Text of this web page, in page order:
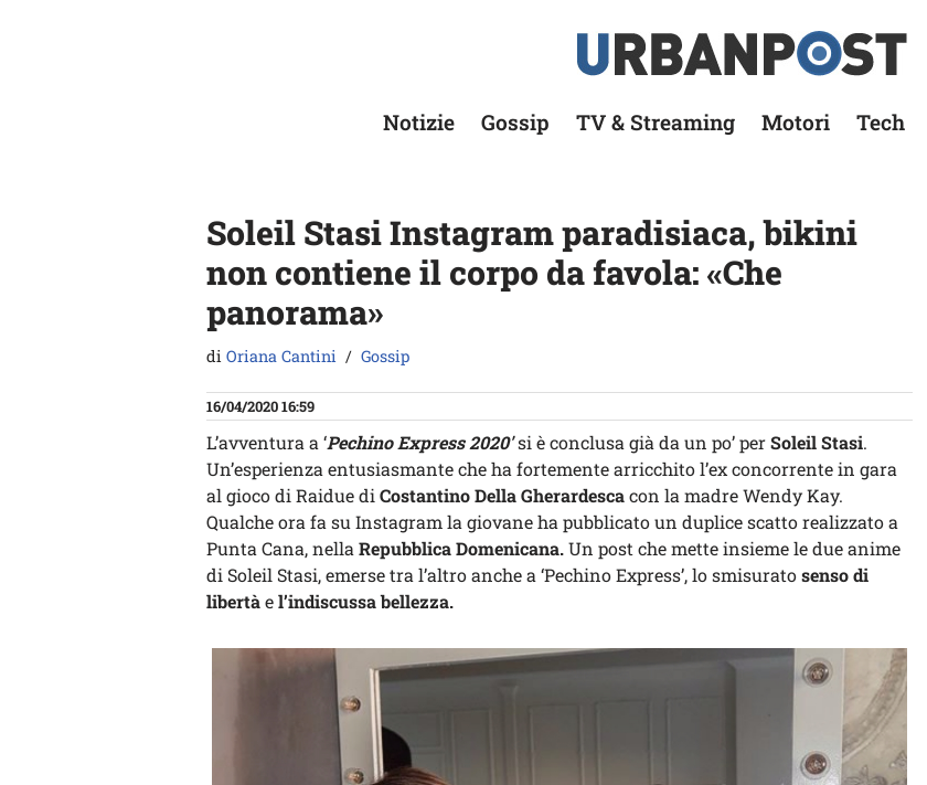
Notizie Gossip TV & Streaming Motori Tech
Soleil Stasi Instagram paradisiaca, bikini
non contiene il corpo da favola: «Che
panorama»
di Oriana Cantini Gossip
16/04/2020 16:59
L’avventura a ‘Pechino Express 2020′si è conclusa già da un po’ perSoleil Stasi.
Un’esperienza entusiasmante che ha fortemente arricchito l’ex concorrente in gara
al gioco di Raidue di Costantino Della Gherardescacon la madre Wendy Kay.
Qualche ora fa su Instagram la giovane ha pubblicato un duplice scatto realizzato a
Punta Cana, nella Repubblica Domenicana.Un post che mette insieme le due anime
di Soleil Stasi, emerse tra l’altro anche a ‘Pechino Express’, lo smisuratosenso di
libertàel’indiscussa bellezza.